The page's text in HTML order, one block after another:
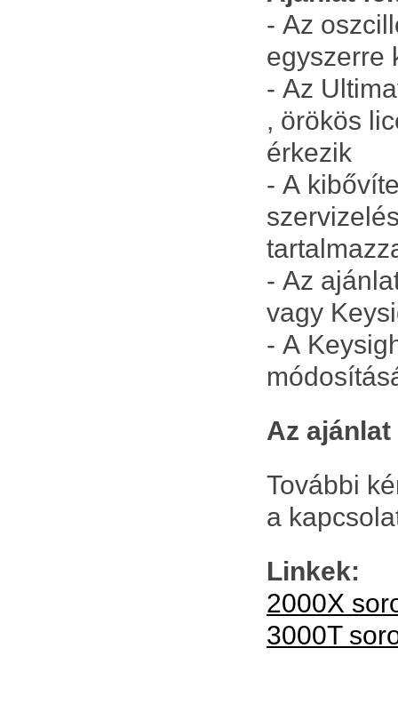
- Az
egyszerre
- Az
, örökös
érkezik
- A
- Az
vagy
- A
Az
További
a
Linkek:
2000X
3000T